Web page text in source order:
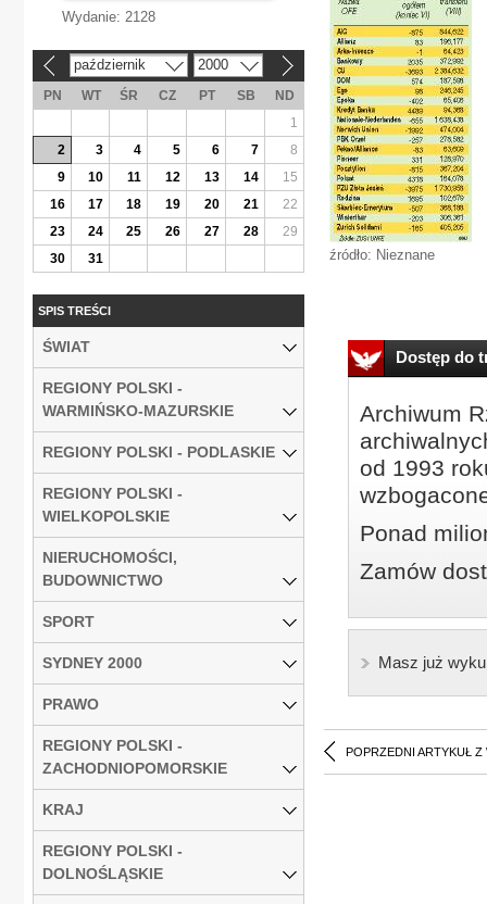
źródło: Nieznane
Dostęp do
Archiwum
od 1993
Ponad
Zamów
Masz już
POPRZEDNI ARTYKUŁ Z
Wydanie: 2128
październik 2000
PN WT ŚR CZ PT SB
ND
1
2
3 4 5 6 7
8
9
10 11 12 13 14
15
16
17 18 19 20 21
22
23
24 25 26 27 28
29
30
31
SPIS TREŚCI
ŚWIAT
REGIONY POLSKI -
WARMIŃSKO-MAZURSKIE
REGIONY POLSKI - PODLASKIE
REGIONY POLSKI -
WIELKOPOLSKIE
NIERUCHOMOŚCI,
BUDOWNICTWO
SPORT
SYDNEY 2000
PRAWO
REGIONY POLSKI -
ZACHODNIOPOMORSKIE
KRAJ
REGIONY POLSKI -
DOLNOŚLĄSKIE